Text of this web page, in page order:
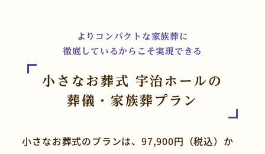
よりコンパクトな家族葬に
徹底しているからこそ実現できる
小さなお葬式 宇治ホールの
葬儀・家族葬プラン
小さなお葬式のプランは、97,900円（税込）か